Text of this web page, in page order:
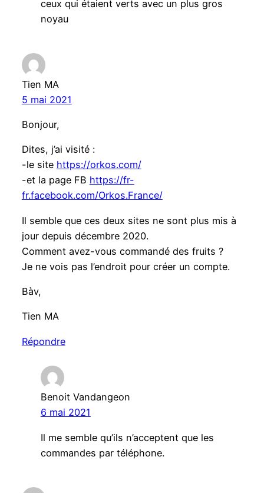
ceux qui étaient verts avec un plus gros
noyau
Tien MA
5 mai 2021
Bonjour,
Dites, j’ai visité :
-le site https://orkos.com/
-et la page FB https://fr-
fr.facebook.com/Orkos.France/
Il semble que ces deux sites ne sont plus mis à
jour depuis décembre 2020.
Comment avez-vous commandé des fruits ?
Je ne vois pas l’endroit pour créer un compte.
Bàv,
Tien MA
Répondre
Benoit Vandangeon
6 mai 2021
Il me semble qu’ils n’acceptent que les
commandes par téléphone.